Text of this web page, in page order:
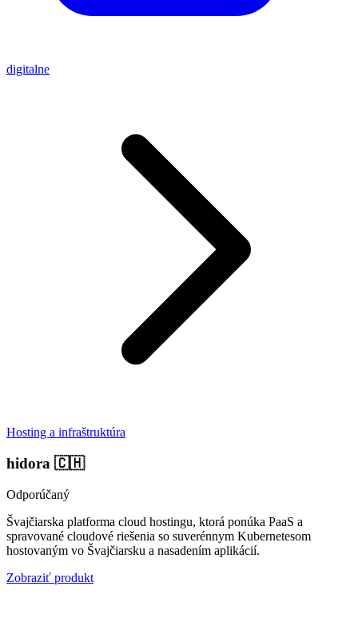
digitalne
Hosting a infraštruktúra
hidora 🇨🇭
Odporúčaný
Švajčiarska platforma cloud hostingu, ktorá ponúka PaaS a
spravované cloudové riešenia so suverénnym Kubernetesom
hostovaným vo Švajčiarsku a nasadením aplikácií.
Zobraziť produkt